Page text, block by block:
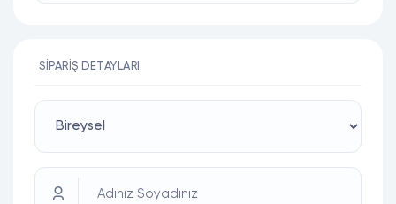
SIPARIŞ DETAYLARI
Adınız Soyadınız